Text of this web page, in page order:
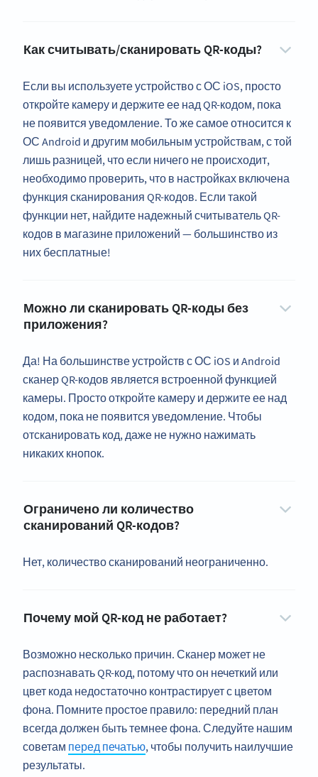
Как считывать/сканировать QR-коды?
Если вы используете устройство с ОС iOS, просто
откройте камеру и держите ее над QR-кодом, пока
не появится уведомление. То же самое относится к
ОС Android и другим мобильным устройствам, с той
лишь разницей, что если ничего не происходит,
необходимо проверить, что в настройках включена
функция сканирования QR-кодов. Если такой
функции нет, найдите надежный считыватель QR-
кодов в магазине приложений — большинство из
них бесплатные!
Можно ли сканировать QR-коды без
приложения?
Да! На большинстве устройств с ОС iOS и Android
сканер QR-кодов является встроенной функцией
камеры. Просто откройте камеру и держите ее над
кодом, пока не появится уведомление. Чтобы
отсканировать код, даже не нужно нажимать
никаких кнопок.
Ограничено ли количество
сканирований QR-кодов?
Нет, количество сканирований неограниченно.
Почему мой QR-код не работает?
Возможно несколько причин. Сканер может не
распознавать QR-код, потому что он нечеткий или
цвет кода недостаточно контрастирует с цветом
фона. Помните простое правило: передний план
всегда должен быть темнее фона. Следуйте нашим
советам перед печатью, чтобы получить наилучшие
результаты.